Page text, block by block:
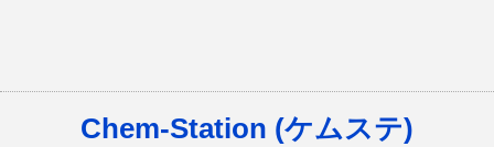
Chem-Station (ケムステ)